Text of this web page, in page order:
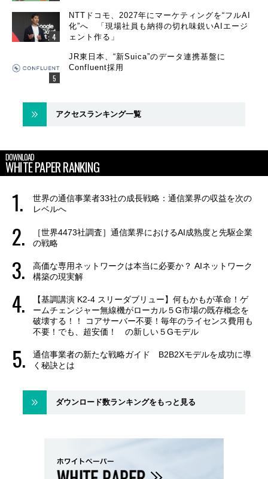
NTTドコモ、2027年にマーケティングを“フルAI
化”へ 「現場社員も納得の切れ味鋭いAIエージ
ェント作る」
JR東日本、“新Suica”のデータ連携基盤に
Confluent採用
アクセスランキング一覧
DOWNLOAD
WHITE PAPER RANKING
世界の通信事業者33社の成長戦略：通信業界の収益を次の
レベルへ
［世界4473社調査］通信業界におけるAI成熟度と先駆企業
の戦略
高価な専用ネットワークは本当に必要か？ AIネットワーク
構築の現実解
【基調講演 K2-4 スリーダブリュー】何もかもが革命！ゲ
ームチェンジャー無線機がローカル５G市場の既存概念を
破壊する！！ コアサーバー不要！毎年のライセンス費用も
不要！でも、超安価！ の新しい５Gモデル
通信事業者の新たな戦略ガイド B2B2Xモデルを成功に導
く秘訣とは
ダウンロード数ランキングをもっと見る